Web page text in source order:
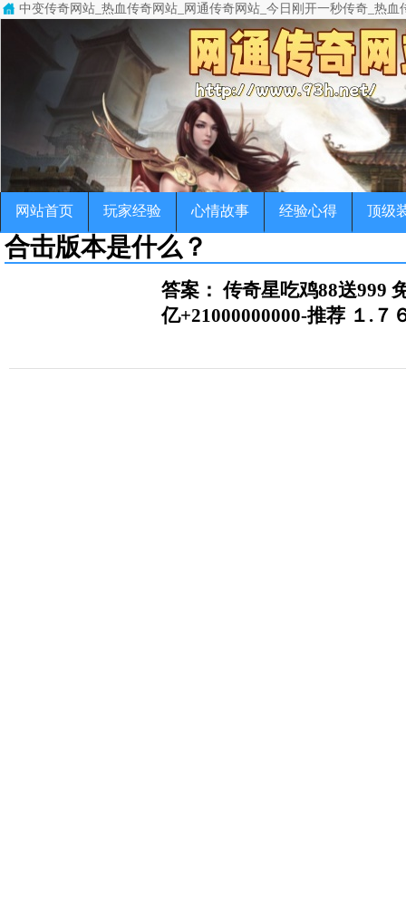
中变传奇网站_热血传奇网站_网通传奇网站_今日刚开一秒传奇_热血
中变传奇网站(www.93h.net)专注于变态传奇,超级变态传奇,超变态传
传奇，变态传奇，单职业传奇，超变传奇，宠物传奇，微变传奇，公益
网站首页 玩家经验 心情故事 经验心得 顶级
合击版本是什么？
答案： 传奇星吃鸡88送999
亿+21000000000-推荐 １.